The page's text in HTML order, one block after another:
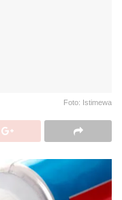
Foto: Istimewa